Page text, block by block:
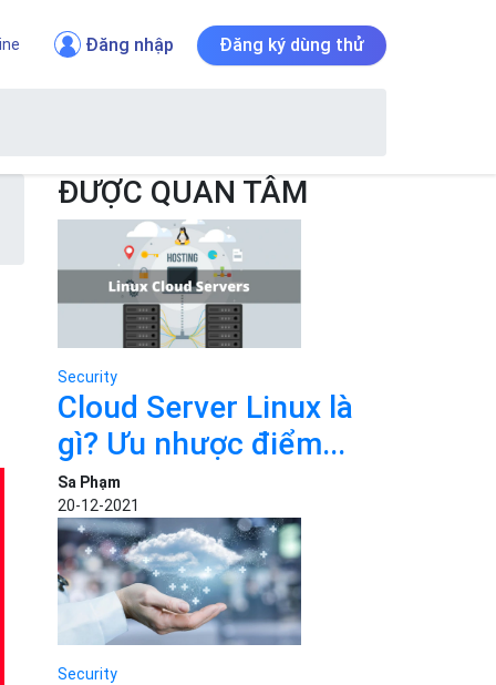
Đăng nhập Đăng ký dùng thử
ĐƯỢC QUAN TÂM
Security
Cloud Server Linux là
gì? Ưu nhược điểm...
Sa Phạm
20-12-2021
Security